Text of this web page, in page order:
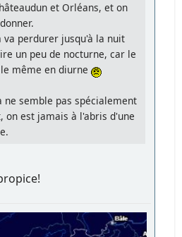
et Orléans, et on
va perdurer jusqu'à la nuit
un peu de nocturne, car le
même en diurne
ne semble pas spécialement
on est jamais à l'abris d'une